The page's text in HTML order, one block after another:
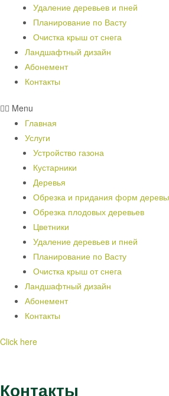
Удаление деревьев и пней
Планирование по Васту
Очистка крыш от снега
Ландшафтный дизайн
Абонемент
Контакты
Menu
Главная
Услуги
Устройство газона
Кустарники
Деревья
Обрезка и придания форм
Обрезка плодовых деревьев
Цветники
Удаление деревьев и пней
Планирование по Васту
Очистка крыш от снега
Ландшафтный дизайн
Абонемент
Контакты
Click here
Контакты